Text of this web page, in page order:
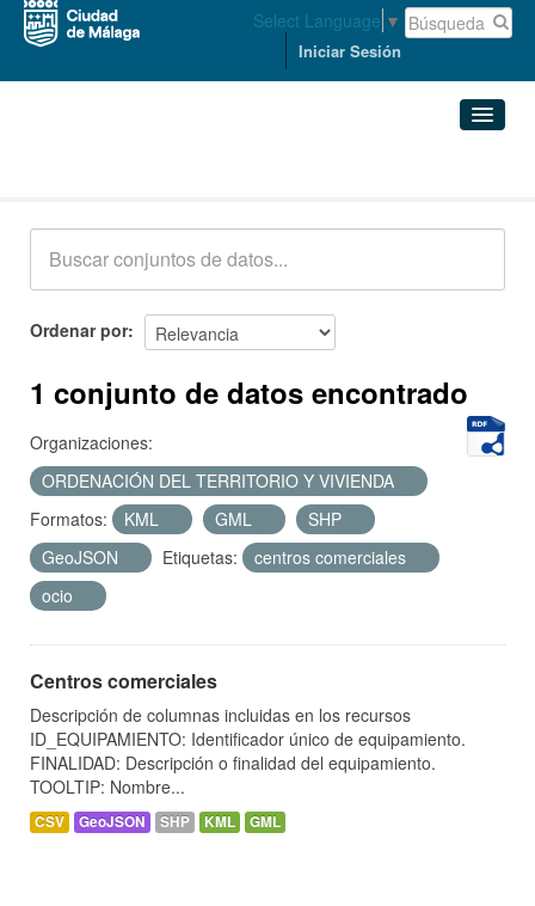
Select Language ▼
Iniciar Sesión
Acerca de
Ordenar por
1 conjunto de datos encontrado
Organizaciones:
ORDENACIÓN DEL TERRITORIO Y VIVIENDA
Formatos:
KML GML
SHP
GeoJSON
Etiquetas:
centros comerciales
ocio
Centros comerciales
Descripción de columnas incluidas en los recursos
ID_EQUIPAMIENTO: Identificador único de equipamiento.
FINALIDAD: Descripción o finalidad del equipamiento.
TOOLTIP: Nombre...
CSV GeoJSON SHP KML GML